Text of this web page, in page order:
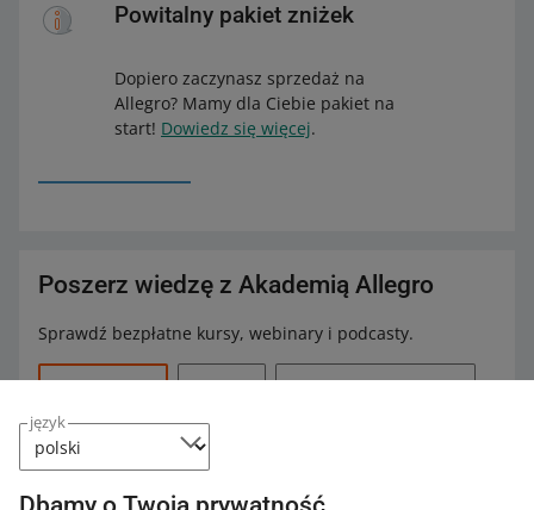
język
Dokumen
1. Wypis z rejestru kultury - dokument nie
2. Dokument potwierdzający mianowanie
Dyrektora albo innej osoby wskazanej w
dokumencie.
4. Decyzja ws. nadania NIP.
Dokument
rejestrowy
1. Statut.
2. Dokument potwierdzający powołanie
dyrektora.
3. Wypis z rejestru kultury - dokument nie
4. Decyzja ws. nadania NIP.
5. Decyzja ws. nadania REGON.
Galeria sztuki
Powitalny pakiet zniżek
Dopiero zaczynasz sprzedaż na
Allegro? Mamy dla Ciebie pakiet na
start! Dowiedz się więcej.
Poszerz wiedzę z Akademią Allegro
Sprawdź bezpłatne kursy, webinary i podcasty.
Wszystkie (23) Kursy (1) Szybkie wskazówki (10)
Podcasty
KURS